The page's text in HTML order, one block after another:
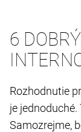
6
Rozhodnutie
je
Samozrejme,